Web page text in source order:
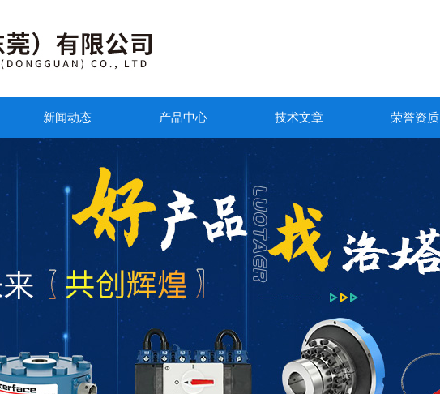
新闻动态 产品中心 技术文章 荣誉资质